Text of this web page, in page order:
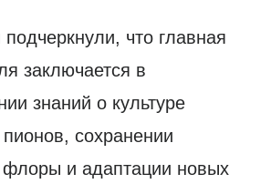
что главная
заключается в
знаний о культуре
сохранении
флоры и адаптации новых